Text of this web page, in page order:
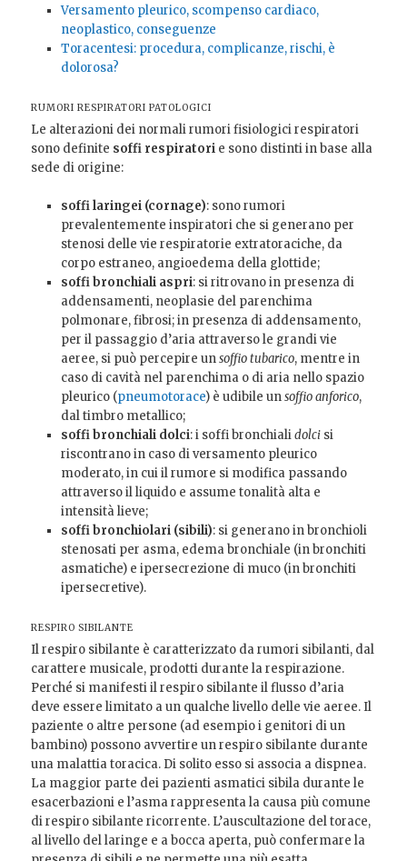
Versamento pleurico, scompenso cardiaco,
neoplastico, conseguenze
Toracentesi: procedura, complicanze, rischi, è
dolorosa?
RUMORI RESPIRATORI PATOLOGICI
Le alterazioni dei normali rumori fisiologici respiratori
sono definite soffi respiratori e sono distinti in base alla
sede di origine:
soffi laringei (cornage): sono rumori
prevalentemente inspiratori che si generano per
stenosi delle vie respiratorie extratoraciche, da
corpo estraneo, angioedema della glottide;
soffi bronchiali aspri: si ritrovano in presenza di
addensamenti, neoplasie del parenchima
polmonare, fibrosi; in presenza di addensamento,
per il passaggio d’aria attraverso le grandi vie
aeree, si può percepire unsoffio tubarico, mentre in
caso di cavità nel parenchima o di aria nello spazio
pleurico (pneumotorace) è udibile unsoffio anforico,
dal timbro metallico;
soffi bronchiali dolci: i soffi bronchialidolcisi
riscontrano in caso di versamento pleurico
moderato, in cui il rumore si modifica passando
attraverso il liquido e assume tonalità alta e
intensità lieve;
soffi bronchiolari (sibili): si generano in bronchioli
stenosati per asma, edema bronchiale (in bronchiti
asmatiche) e ipersecrezione di muco (in bronchiti
ipersecretive).
RESPIRO SIBILANTE
Il respiro sibilante è caratterizzato da rumori sibilanti, dal
carattere musicale, prodotti durante la respirazione.
Perché si manifesti il respiro sibilante il flusso d’aria
deve essere limitato a un qualche livello delle vie aeree. Il
paziente o altre persone (ad esempio i genitori di un
bambino) possono avvertire un respiro sibilante durante
una malattia toracica. Di solito esso si associa a dispnea.
La maggior parte dei pazienti asmatici sibila durante le
esacerbazioni e l’asma rappresenta la causa più comune
di respiro sibilante ricorrente. L’auscultazione del torace,
al livello del laringe e a bocca aperta, può confermare la